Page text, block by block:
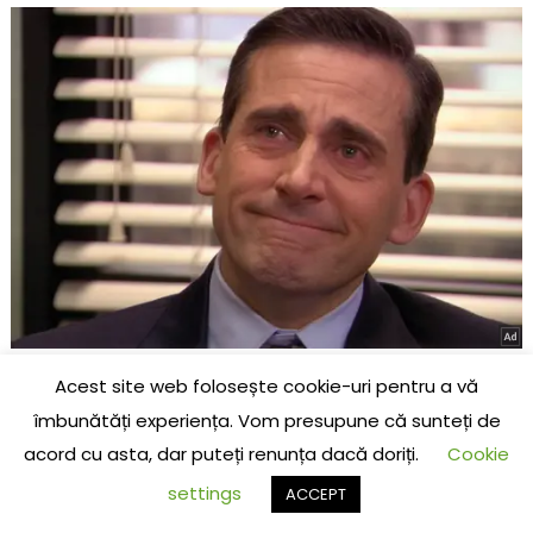
Acest site web folosește cookie-uri pentru a vă
îmbunătăți experiența. Vom presupune că sunteți de
acord cu asta, dar puteți renunța dacă doriți.
Cookie
settings
ACCEPT